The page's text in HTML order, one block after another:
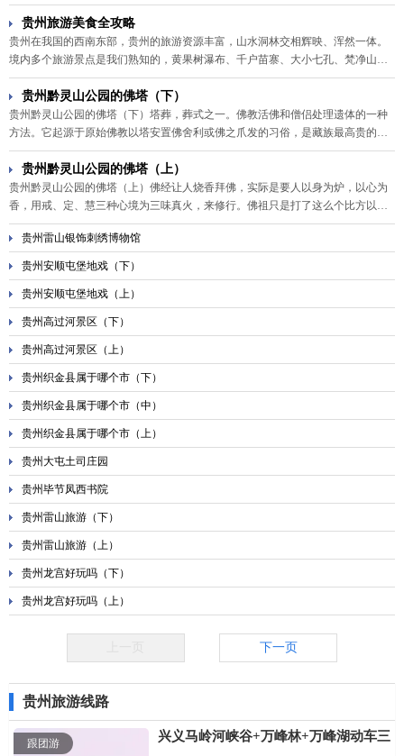
贵州旅游美食全攻略
贵州在我国的西南东部，贵州的旅游资源丰富，山水洞林交相辉映、浑然一体。
境内多个旅游景点是我们熟知的，黄果树瀑布、千户苗寨、大小七孔、梵净山，
还包括红色革命遗迹。贵州旅游美食全攻略，除了辣，还能代表贵州美食味道的
是酸，在贵州当地，几乎每家每户都会腌制酸菜，作为酸汤菜肴的原材料。
贵州黔灵山公园的佛塔（下）
贵州黔灵山公园的佛塔（下）塔葬，葬式之一。佛教活佛和僧侣处理遗体的一种
方法。它起源于原始佛教以塔安置佛舍利或佛之爪发的习俗，是藏族最高贵的一
种葬式，又称灵塔葬。只有极少数大活佛死后才能实行这种葬礼。
贵州黔灵山公园的佛塔（上）
贵州黔灵山公园的佛塔（上）佛经让人烧香拜佛，实际是要人以身为炉，以心为
香，用戒、定、慧三种心境为三味真火，来修行。佛祖只是打了这么个比方以便
让人更明白，结果后来人都形式化了，思想上不能领悟，就抓一些能把握的形式
性的东西，最后发展成了寺庙烧香拜佛像，以为不用自己修心，多烧香多烧纸就
能有福报。在通往黔灵山的九曲径上，这种形式性的东西更是将现代人内心的浮
躁一表无余。
贵州雷山银饰刺绣博物馆
贵州安顺屯堡地戏（下）
贵州安顺屯堡地戏（上）
贵州高过河景区（下）
贵州高过河景区（上）
贵州织金县属于哪个市（下）
贵州织金县属于哪个市（中）
贵州织金县属于哪个市（上）
贵州大屯土司庄园
贵州毕节凤西书院
贵州雷山旅游（下）
贵州雷山旅游（上）
贵州龙宫好玩吗（下）
贵州龙宫好玩吗（上）
下一页
贵州旅游线路
跟团游 兴义马岭河峡谷+万峰林+万峰湖动车三